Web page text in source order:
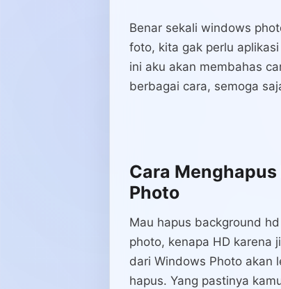
Benar sekali windows
foto, kita gak perlu
ini aku akan membahas
berbagai cara, semoga
Cara
Photo
Mau hapus background
photo, kenapa HD karena
dari Windows Photo akan
hapus. Yang pastinya